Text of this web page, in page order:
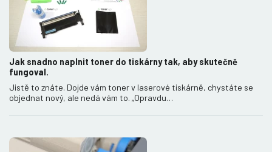
Jak snadno naplnit toner do tiskárny tak, aby skutečně
fungoval.
Jistě to znáte. Dojde vám toner v laserové tiskárně, chystáte se
objednat nový, ale nedá vám to. „Opravdu…